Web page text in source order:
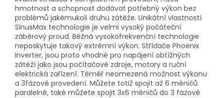
hmotnost a schopnost dodávat potřebný výkon bez
problémů jakémukoli druhu zátěže. Unikátní vlastností
SinusMax technologie je velmi vysoký počáteční
záběrový proud. Běžná vysokofrekvenční technologie
neposkytuje takový extrémní výkon. Střídače Phoenix
Inverter, jsou proto vhodné pro napájení obtížných
zátěží jako jsou počítačové zdroje, motory a ruční
elektrická zařízení. Téměř neomezená možnost výkonu
a 3fázové provedení. Můžete totiž spojit až 6 měničů
paralelně, také můžete spojit 3x6 měničů do 3 fázové